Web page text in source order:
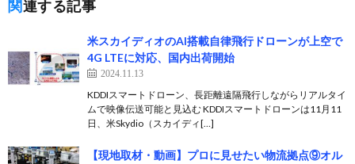
関連する記事
米スカイディオのAI搭載自律飛行ドローンが上空で
4G LTEに対応、国内出荷開始
2024.11.13
KDDIスマートドローン、長距離遠隔飛行しながらリアルタイ
ムで映像伝送可能と見込む KDDIスマートドローンは11月11
日、米Skydio（スカイディ[…]
【現地取材・動画】プロに見せたい物流拠点⑨オル